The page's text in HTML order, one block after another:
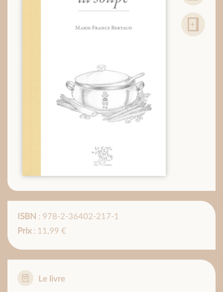
ISBN : 978-2-36402-217-1
Prix: 11,99 €
Le livre